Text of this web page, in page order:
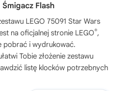
Flash
LEGO 75091 Star Wars
na oficjalnej stronie LEGO®,
pobrać i wydrukować.
Tobie złożenie zestawu
listę klocków potrzebnych